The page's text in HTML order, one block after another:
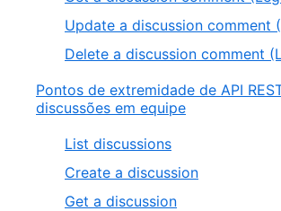
Update a discussion comment
Delete a discussion comment
Pontos de extremidade de API
discussões em equipe
List discussions
Create a discussion
Get a discussion